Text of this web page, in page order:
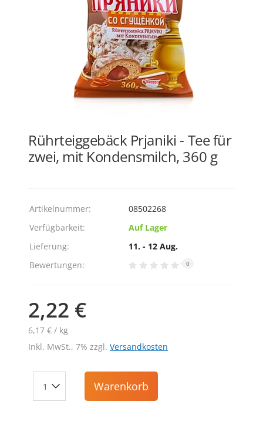
Rührteiggebäck Prjaniki - Tee für
zwei, mit Kondensmilch, 360 g
Artikelnummer:
08502268
Verfügbarkeit:
Auf Lager
Lieferung:
11. - 12 Aug.
Bewertungen:
0
2,22 €
6,17 € / kg
Inkl. MwSt., 7% zzgl. Versandkosten
Warenkorb